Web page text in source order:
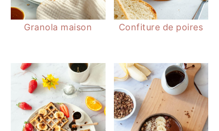
Granola maison Confiture de poires